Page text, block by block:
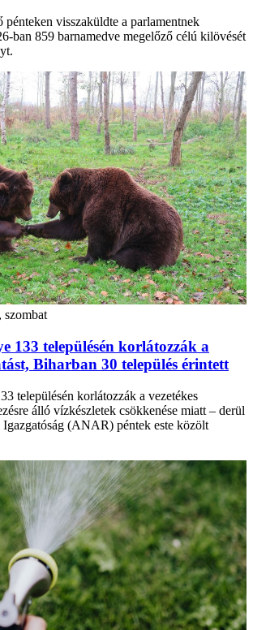
visszaküldte a parlamentnek
ban 859 barnamedve megelőző célú kilövését
szombat
133 településén korlátozzák a
Biharban 30 település érintett
településén korlátozzák a vezetékes
álló vízkészletek csökkenése miatt – derül
(ANAR) péntek este közölt